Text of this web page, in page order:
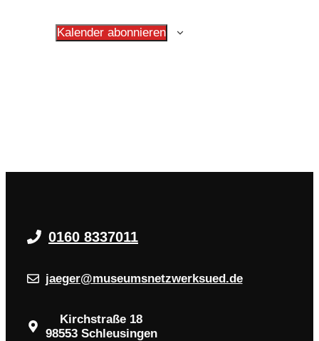
Kalender abonnieren
0160 8337011
jaeger@museumsnetzwerksued.de
Kirchstraße 18
98553 Schleusingen